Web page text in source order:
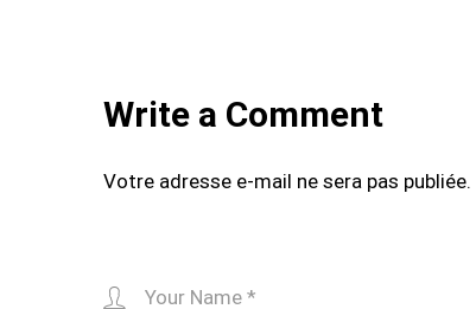
Write a Comment
Votre adresse e-mail ne sera pas publiée.